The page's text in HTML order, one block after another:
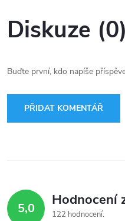
Diskuze (0)
Buďte první, kdo napíše
PŘIDAT KOMENTÁŘ
5,0 Hodnocení
122 hodnocení